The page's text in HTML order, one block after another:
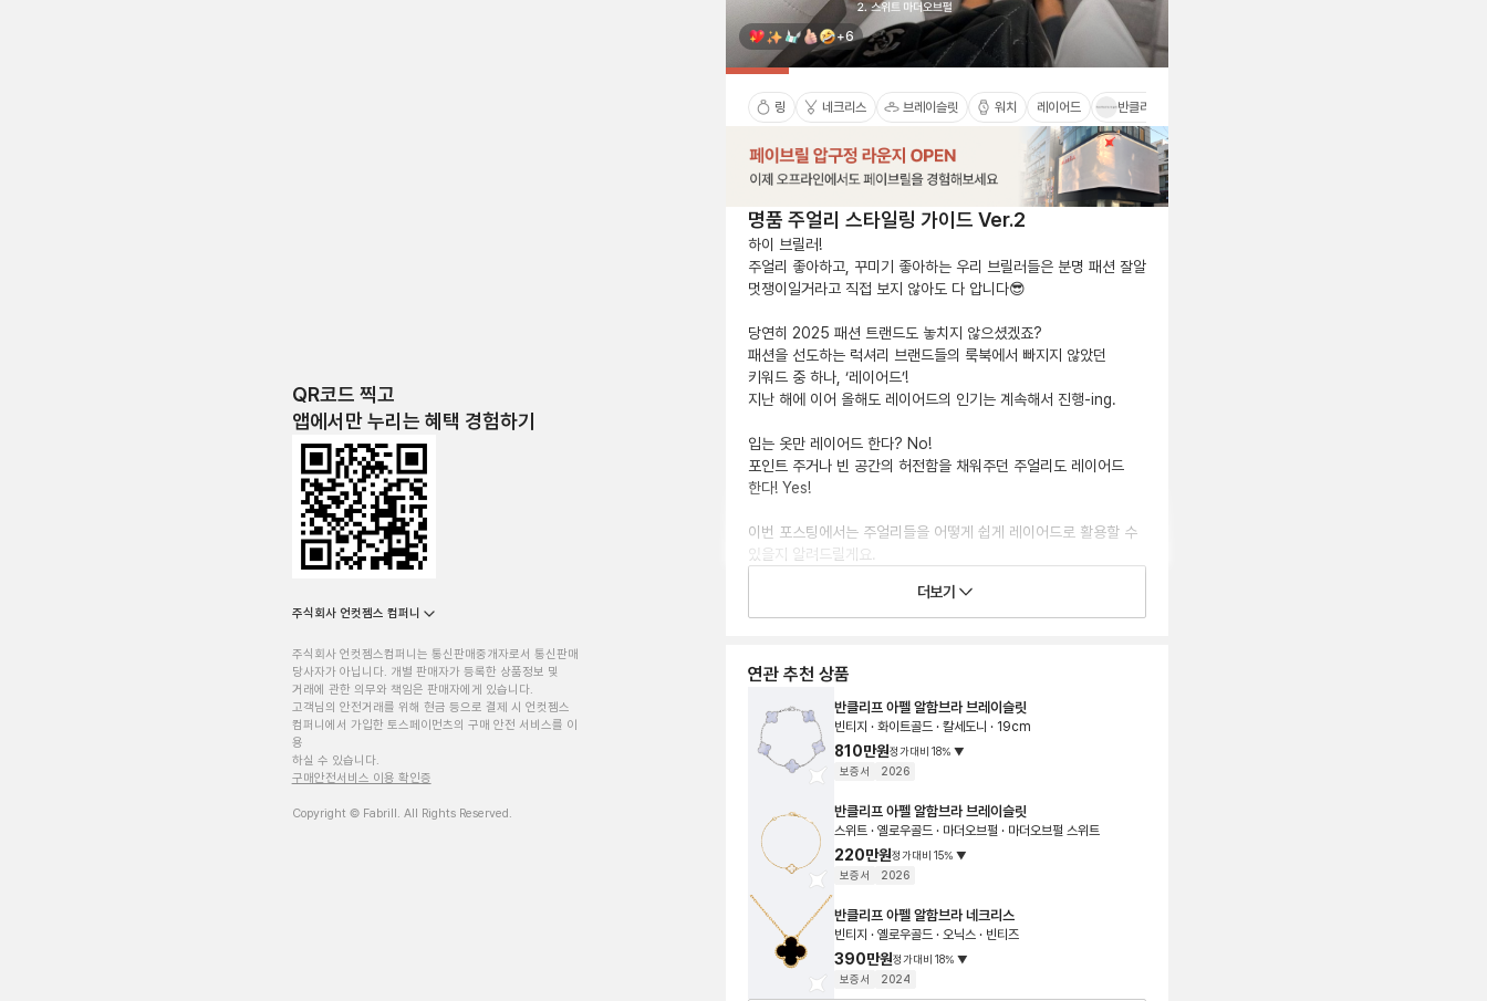
QR코드 찍고
앱에서만 누리는 혜택 경험하기
주식회사 언컷젬스 컴퍼니
주식회사 언컷젬스컴퍼니는 통신판매중개자로서 통신판매
당사자가 아닙니다. 개별 판매자가 등록한 상품정보 및
거래에 관한 의무와 책임은 판매자에게 있습니다.
고객님의 안전거래를 위해 현금 등으로 결제 시 언컷젬스
컴퍼니에서 가입한 토스페이먼츠의 구매 안전 서비스를 이
용
하실 수 있습니다.
구매안전서비스 이용 확인증
Copyright © Fabrill. All Rights Reserved.
링 네크리스 브레이슬릿 워치 레이어드 반클리프 아펠
명품 주얼리 스타일링 가이드 Ver.2
하이 브릴러!
주얼리 좋아하고, 꾸미기 좋아하는 우리 브릴러들은 분명 패션 잘알
멋쟁이일거라고 직접 보지 않아도 다 압니다😎
당연히 2025 패션 트랜드도 놓치지 않으셨겠죠?
패션을 선도하는 럭셔리 브랜드들의 룩북에서 빠지지 않았던
키워드 중 하나, ‘레이어드’!
지난 해에 이어 올해도 레이어드의 인기는 계속해서 진행-ing.
입는 옷만 레이어드 한다? No!
포인트 주거나 빈 공간의 허전함을 채워주던 주얼리도 레이어드
한다! Yes!
이번 포스팅에서는 주얼리들을 어떻게 쉽게 레이어드로 활용할 수
있을지 알려드릴게요.
사람마다 각자의 피부톤에 따라서 혹은 개인의 취향에 따라서
선호하는 주얼리 소재가 있으실텐데요.
✔️ 선호하는 소재의 비슷한 컬러감만 구매해왔던 당신!
톤온톤으로 겹겹이 레이어링 해주면 되니 너무 쉽죠?
컬러감 있는 자개나 다이아 포인트로 심심함도 달래주면 룩 완성🥹
로즈골드&화이트골드, 옐로우골드&화이트골드처럼 대비되는
색상의 조합은 어때요?
깔맞춤보다 개성있고 요즘 트랜드 갬성을 담은 주얼리 레이어드 룩!
❷ 워치를 활용한 브레이슬릿 레이어드
깔끔하고 스테디한 탱크 머스트, 여성스럽고 우아한 베누아에
무심하게 툭 걸쳐보는 브레이슬릿, 생각만해도 너무 이뻐요.
워치 단독으로는 자칫 밋밋해보일 수 있는 손목이 레이어드 하나로
풍성해지는 매직!
더보기
연관 추천 상품
반클리프 아펠 알함브라 브레이슬릿
빈티지 · 화이트골드 · 칼세도니 · 19cm
810만원정가대비 18% ▼
보증서
2026
반클리프 아펠 알함브라 브레이슬릿
스위트 · 옐로우골드 · 마더오브펄 · 마더오브펄 스위트
220만원정가대비 15% ▼
보증서
2026
반클리프 아펠 알함브라 네크리스
빈티지 · 옐로우골드 · 오닉스 · 빈티즈
390만원정가대비 18% ▼
보증서
2024
+6